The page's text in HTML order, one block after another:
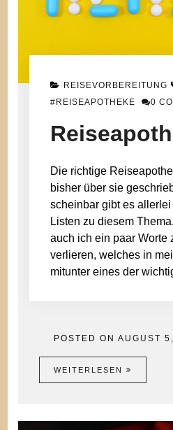
REISEVORBEREITUNG
#REISEAPOTHEKE
0
Die richtige
bisher über sie
scheinbar gibt es
Listen zu diesem
auch ich ein paar Worte
verlieren, welches in
mitunter eines der
POSTED ON AUGUST
WEITERLESEN